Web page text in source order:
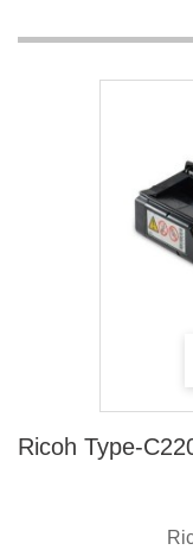
Ricoh Type-